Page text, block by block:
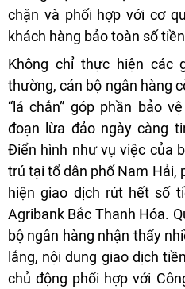
chặn và phối hợp với cơ
khách hàng bảo toàn số
Không chỉ thực hiện các
thường, cán bộ ngân hàng
“lá chắn” góp phần bảo
đoạn lừa đảo ngày càng
Điển hình như vụ việc của
trú tại tổ dân phố Nam Hải,
hiện giao dịch rút hết số
Agribank Bắc Thanh Hóa.
bộ ngân hàng nhận thấy
lắng, nội dung giao dịch
chủ động phối hợp với